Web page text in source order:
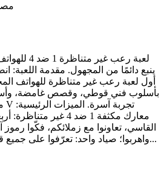
3
ينبع دائمًا من المجهول. مقدمة اللعبة:
معارك مكثفة 1 ضد 4 غير
القاسي، تعاونوا مع زملائكم، فكّوا رموز
واهربوا؛ صياد واحد: تعرّفوا على جميع قدراتكم القاتلة. استعدوا لل...